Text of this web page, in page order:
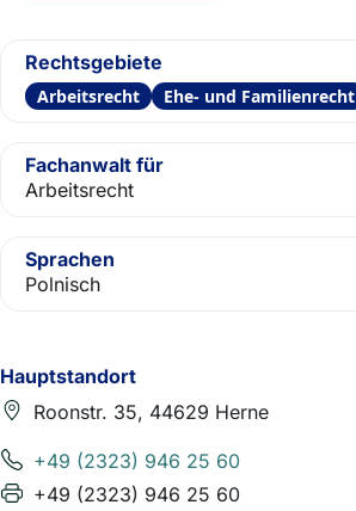
Hauptstandort
Roonstr. 35, 44629 Herne
+49 (2323) 946 25 60
+49 (2323) 946 25 60
Rechtsgebiete
Arbeitsrecht Ehe- und Familienrecht
Fachanwalt für
Arbeitsrecht
Sprachen
Polnisch